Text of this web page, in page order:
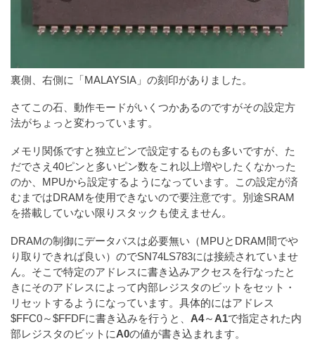
裏側、右側に「MALAYSIA」の刻印がありました。
さてこの石、動作モードがいくつかあるのですがその設定方
法がちょっと変わっています。
メモリ関係ですと独立ピンで設定するものも多いですが、た
だでさえ40ピンと多いピン数をこれ以上増やしたくなかった
のか、MPUから設定するようになっています。この設定が済
むまではDRAMを使用できないので要注意です。別途SRAM
を搭載していない限りスタックも使えません。
DRAMの制御にデータバスは必要無い（MPUとDRAM間でや
り取りできれば良い）のでSN74LS783には接続されていませ
ん。そこで特定のアドレスに書き込みアクセスを行なったと
きにそのアドレスによって内部レジスタのビットをセット・
リセットするようになっています。具体的にはアドレス
$FFC0～$FFDFに書き込みを行うと、 A4～ A1で指定された内
部レジスタのビットにA0の値が書き込まれます。